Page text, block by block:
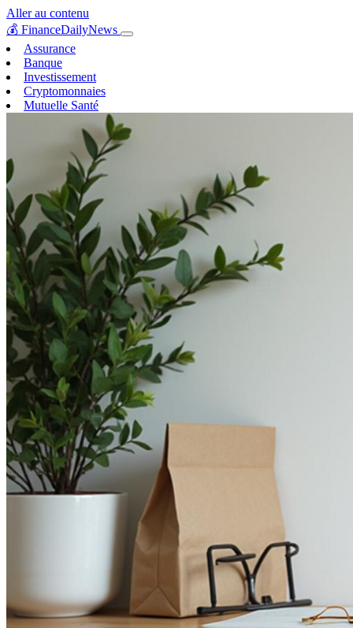
Aller au contenu
💰 FinanceDailyNews
Assurance
Banque
Investissement
Cryptomonnaies
Mutuelle Santé